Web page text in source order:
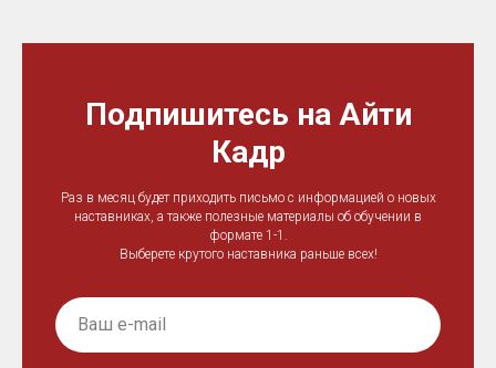
Подпишитесь на Айти
Кадр
Раз в месяц будет приходить письмо с информацией о новых
наставниках, а также полезные материалы об обучении в
формате 1-1.
Выберете крутого наставника раньше всех!